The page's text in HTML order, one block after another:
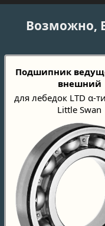
Возможно,
Подшипник
внешний
для лебедок LTD α-
Little Swan